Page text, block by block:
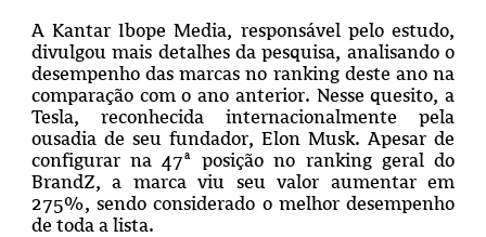
A Kantar Ibope Media, responsável pelo estudo,
divulgou mais detalhes da pesquisa, analisando o
desempenho das marcas no ranking deste ano na
comparação com o ano anterior. Nesse quesito, a
Tesla, reconhecida internacionalmente pela
ousadia de seu fundador, Elon Musk. Apesar de
configurar na 47ª posição no ranking geral do
BrandZ, a marca viu seu valor aumentar em
275%, sendo considerado o melhor desempenho
de toda a lista.